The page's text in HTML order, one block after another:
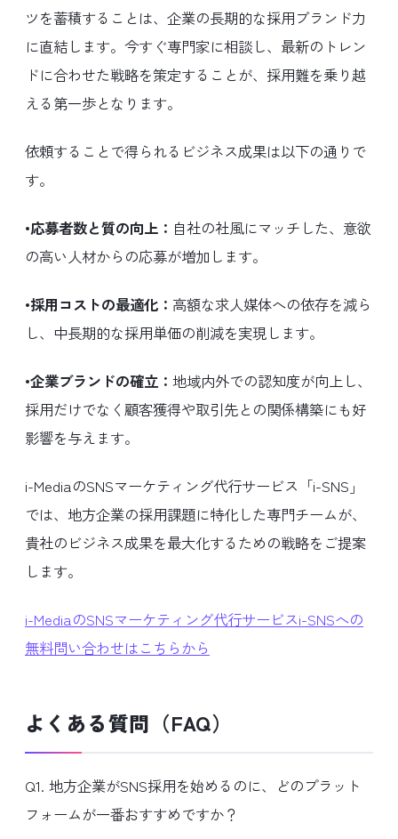
ツを蓄積することは、企業の長期的な採用ブランド力
に直結します。今すぐ専門家に相談し、最新のトレン
ドに合わせた戦略を策定することが、採用難を乗り越
える第一歩となります。
依頼することで得られるビジネス成果は以下の通りで
す。
•応募者数と質の向上： 自社の社風にマッチした、意欲
の高い人材からの応募が増加します。
•採用コストの最適化： 高額な求人媒体への依存を減ら
し、中長期的な採用単価の削減を実現します。
•企業ブランドの確立： 地域内外での認知度が向上し、
採用だけでなく顧客獲得や取引先との関係構築にも好
影響を与えます。
i-MediaのSNSマーケティング代行サービス「i-SNS」
では、地方企業の採用課題に特化した専門チームが、
貴社のビジネス成果を最大化するための戦略をご提案
します。
i-MediaのSNSマーケティング代行サービスi-SNSへの
無料問い合わせはこちらから
よくある質問（FAQ）
Q1. 地方企業がSNS採用を始めるのに、どのプラット
フォームが一番おすすめですか？